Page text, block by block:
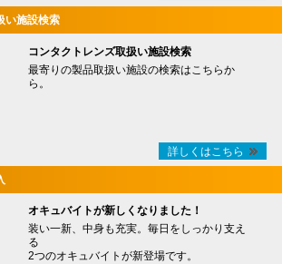
い施設検索
コンタクトレンズ取扱い施設検索
最寄りの製品取扱い施設の検索はこちらか
ら。
詳しくはこちら
オキュバイトが新しくなりました！
装い一新、中身も充実。毎日をしっかり支え
る
2つのオキュバイトが新登場です。